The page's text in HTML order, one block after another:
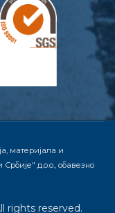
материјала и
д.о.о., обавезно
rights reserved.